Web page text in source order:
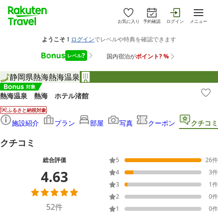
お気に入り 予約確認 ログイン メニュー
静岡県熱海熱海温泉
熱海温泉 熱海 ホテル渚館
ふるさと納税対象
施設紹介 プラン 部屋 写真 クーポン クチコミ
クチコミ
総合評価
4.63
52件
5 26件
4
3件
3
1件
2
0件
1
0件